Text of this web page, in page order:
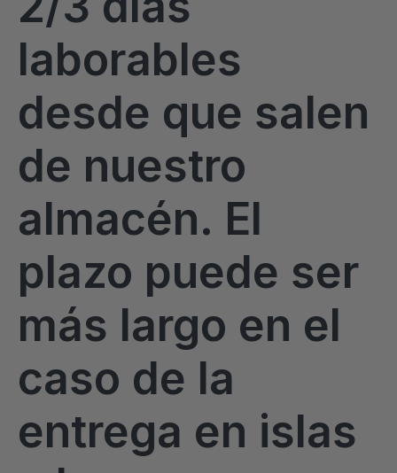
laborables
desde que salen
de nuestro
almacén. El
plazo puede ser
más largo en el
caso de la
entrega en islas